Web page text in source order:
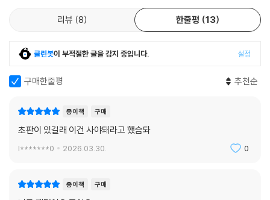
리뷰 8 한줄평 13
클린봇이 부적절한 글을 감지 중입니다. 설정
구매한줄평 추천순
종이책 구매
초판이 있길래 이건 사야돼라고 했슴돠
l*******0 2026.03.30. 0
종이책 구매